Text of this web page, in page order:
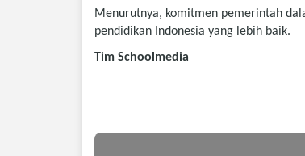
Menurutnya, komitmen pemerintah
pendidikan Indonesia yang lebih baik.
Tim Schoolmedia